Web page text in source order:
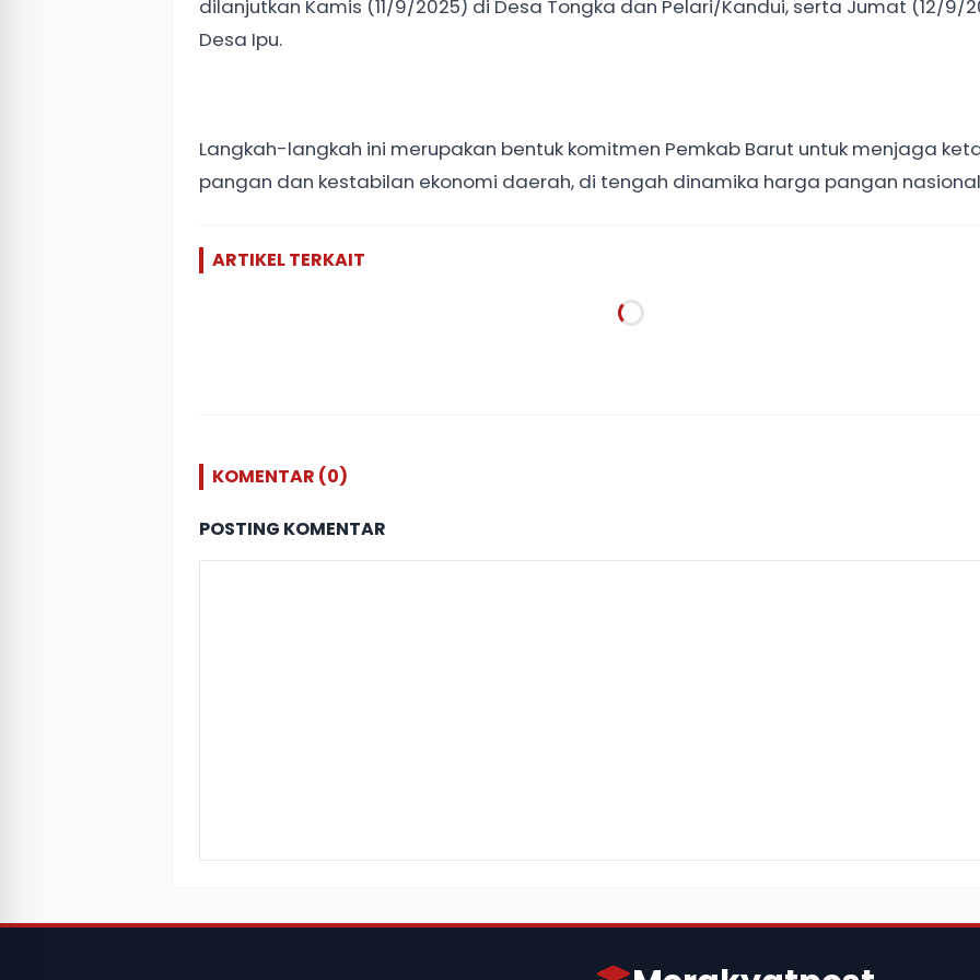
dilanjutkan Kamis (11/9/2025) di Desa Tongka dan Pelari/Kandui, serta Jumat (12/9/
Desa Ipu.
Langkah-langkah ini merupakan bentuk komitmen Pemkab Barut untuk menjaga
pangan dan kestabilan ekonomi daerah, di tengah dinamika harga pangan
ARTIKEL TERKAIT
KOMENTAR (0)
POSTING KOMENTAR